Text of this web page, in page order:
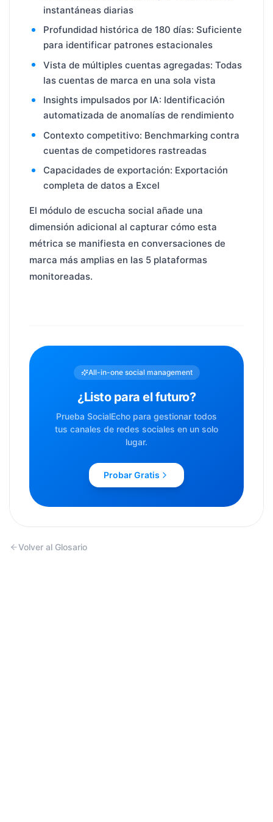
instantáneas diarias
Profundidad histórica de 180 días: Suficiente
para identificar patrones estacionales
Vista de múltiples cuentas agregadas: Todas
las cuentas de marca en una sola vista
Insights impulsados por IA: Identificación
automatizada de anomalías de rendimiento
Contexto competitivo: Benchmarking contra
cuentas de competidores rastreadas
Capacidades de exportación: Exportación
completa de datos a Excel
El módulo de escucha social añade una
dimensión adicional al capturar cómo esta
métrica se manifiesta en conversaciones de
marca más amplias en las 5 plataformas
monitoreadas.
All-in-one social management
¿Listo para el futuro?
Prueba SocialEcho para gestionar todos
tus canales de redes sociales en un solo
lugar.
Probar Gratis
Volver al Glosario